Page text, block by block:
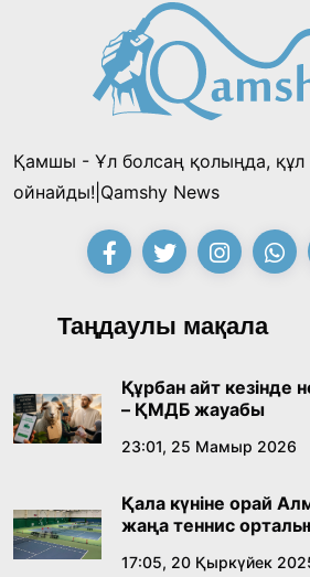
Қамшы - Ұл болсаң қолыңда, құл
ойнайды!|Qamshy News
Таңдаулы мақала
Құрбан айт кезінде
– ҚМДБ жауабы
23:01, 25 Мамыр 2026
Қала күніне орай
жаңа теннис
17:05, 20 Қыркүйек